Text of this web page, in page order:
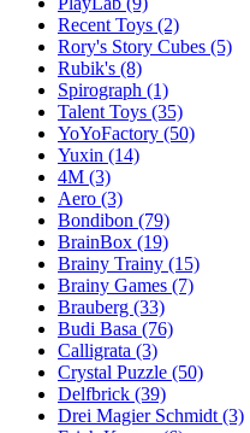
Recent Toys (2)
Rory's Story Cubes (5)
Rubik's (8)
Spirograph (1)
Talent Toys (35)
YoYoFactory (50)
Yuxin (14)
4M (3)
Aero (3)
Bondibon (79)
BrainBox (19)
Brainy Trainy (15)
Brainy Games (7)
Brauberg (33)
Budi Basa (76)
Calligrata (3)
Crystal Puzzle (50)
Delfbrick (39)
Drei Magier Schmidt (3)